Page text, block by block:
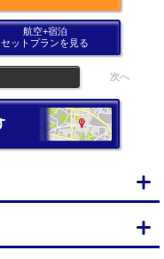
航空+宿泊
セットプランを見る
次へ